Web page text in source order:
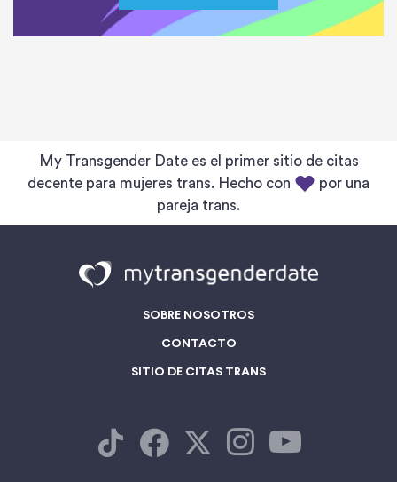
My Transgender Date es el primer sitio de citas
decente para mujeres trans. Hecho con
por una
pareja trans.
SOBRE NOSOTROS
CONTACTO
SITIO DE CITAS TRANS